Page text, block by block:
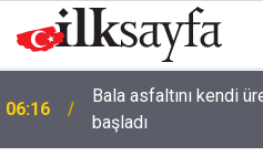
06:16
Bala asfaltını kendi
başladı